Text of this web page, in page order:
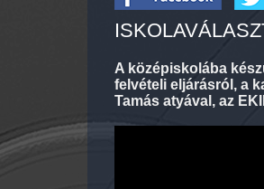
A középiskolába
felvételi eljárásról, a
Tamás atyával, az